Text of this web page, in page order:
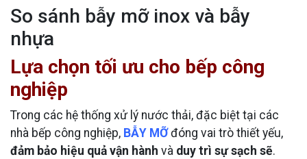
So sánh bẫy mỡ inox và bẫy
nhựa
Lựa chọn tối ưu cho bếp công
nghiệp
Trong các hệ thống xử lý nước thải, đặc biệt tại các
nhà bếp công nghiệp, BẪY MỠđóng vai trò thiết yếu,
đảm bảo hiệu quả vận hành và duy trì sự sạch sẽ.